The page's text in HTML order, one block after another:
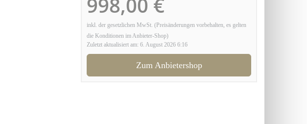
inkl. der gesetzlichen MwSt. (Preisänderungen vorbehalten, es gelten
die Konditionen im Anbieter-Shop)
Zuletzt aktualisiert am: 6. August 2026 6:16
Zum Anbietershop